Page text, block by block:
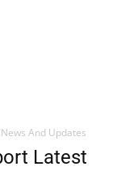
And Updates
Latest